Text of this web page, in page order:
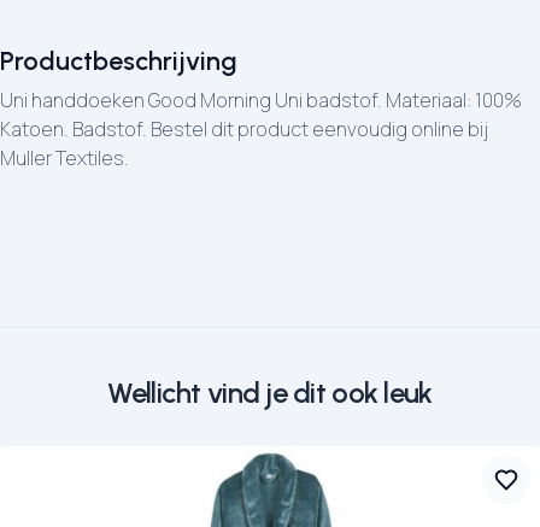
Productbeschrijving
Uni handdoeken Good Morning Uni badstof. Materiaal: 100%
Katoen. Badstof. Bestel dit product eenvoudig online bij
Muller Textiles.
Wellicht vind je dit ook leuk